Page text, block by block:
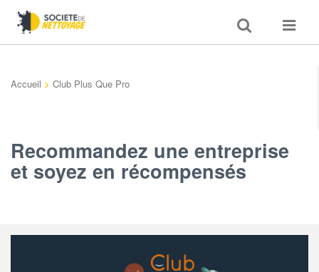
Toggle
search
Toggle
Accueil > Club Plus Que Pro
Recommandez une entreprise
et soyez en récompensés